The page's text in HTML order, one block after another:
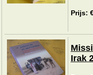
Prijs:
Irak